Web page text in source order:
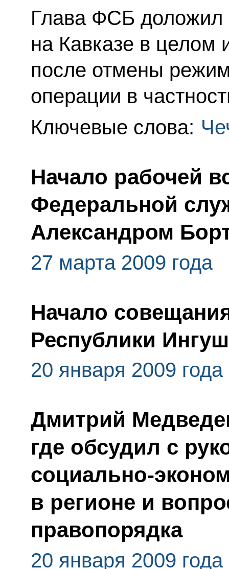
Глава ФСБ доложил
на Кавказе в целом
после отмены
операции в
Ключевые слова:
Начало рабочей
Федеральной
Александром
27 марта 2009 года
Начало
Республики
20 января 2009 года
Дмитрий
где обсудил с
социально-
в регионе и
правопорядка
20 января 2009 года